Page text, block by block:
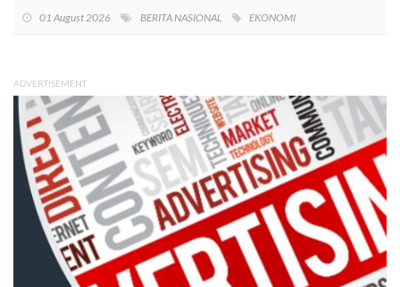
01 August 2026 BERITA NASIONAL EKONOMI
ADVERTISEMENT